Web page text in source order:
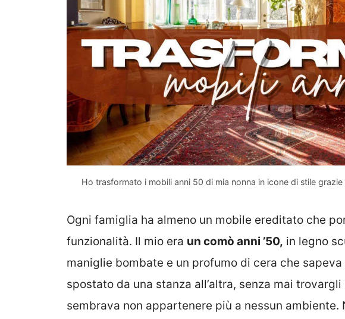
Ho trasformato i mobili anni 50 di mia nonna in icone di stile
Ogni famiglia ha almeno un mobile ereditato che
funzionalità. Il mio era un comò anni ’50, in legno
maniglie bombate e un profumo di cera che sapeva
spostato da una stanza all’altra, senza mai
sembrava non appartenere più a nessun ambiente.